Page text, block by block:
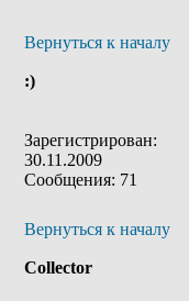
Вернуться к началу
:)
Зарегистрирован:
30.11.2009
Сообщения: 71
Вернуться к началу
Collector